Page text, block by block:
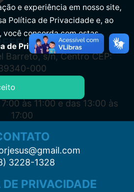
Barreto, s/n, Centro CEP:
000
às 11:00 e das 13:00 às
17:00
3228-1328
PRIVACIDADE
e experiência em nosso site,
Política de Privacidade e, ao
você concorda com estas
de Privacidade.